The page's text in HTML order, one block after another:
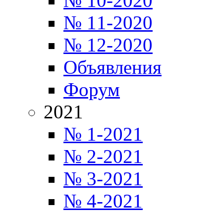
№ 11-2020
№ 12-2020
Объявления
Форум
2021
№ 1-2021
№ 2-2021
№ 3-2021
№ 4-2021